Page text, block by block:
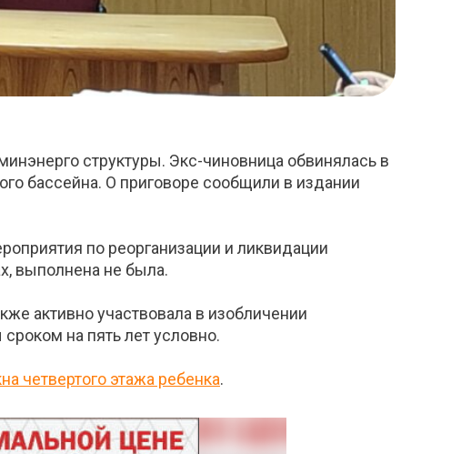
структуры. Экс-чиновница обвинялась в
бассейна. О приговоре сообщили в издании
по реорганизации и ликвидации
выполнена не была.
активно участвовала в изобличении
на пять лет условно.
четвертого этажа ребенка.